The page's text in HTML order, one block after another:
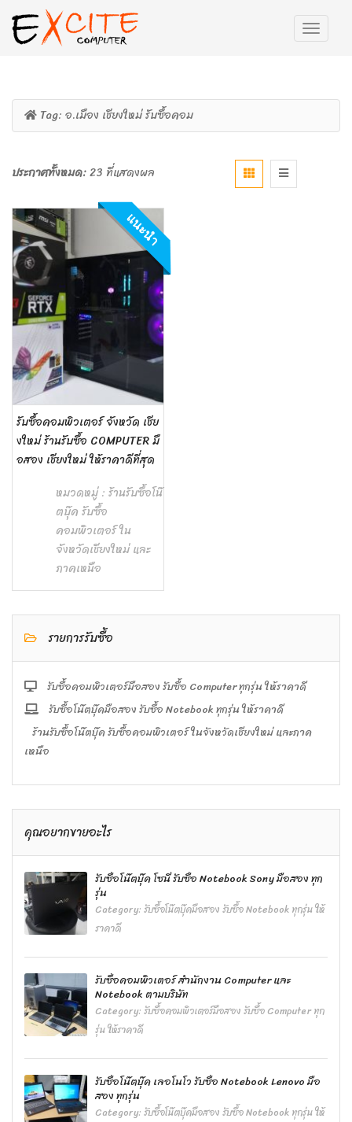
Tag: อ.เมือง เชียงใหม่ รับซื้อคอม
ประกาศทั้งหมด:23 ที่แสดงผล
แนะนำ
รับซื้อคอมพิวเตอร์ จังหวัด เชีย
งใหม่ ร้านรับซื้อ COMPUTER มื
อสอง เชียงใหม่ ให้ราคาดีที่สุด
หมวดหมู่ : ร้านรับซื้อโน๊
ตบุ๊ค รับซื้อ
คอมพิวเตอร์ ใน
จังหวัดเชียงใหม่ และ
ภาคเหนือ
รายการรับซื้อ
รับซื้อคอมพิวเตอร์มือสอง รับซื้อ Computer ทุกรุ่น ให้ราคาดี
รับซื้อโน๊ตบุ๊คมือสอง รับซื้อ Notebook ทุกรุ่น ให้ราคาดี
ร้านรับซื้อโน๊ตบุ๊ค รับซื้อคอมพิวเตอร์ ในจังหวัดเชียงใหม่ และภาค
เหนือ
คุณอยากขายอะไร
รับซื้อโน๊ตบุ๊ค โซนี่ รับซื้อ Notebook Sony มือสอง ทุก
รุ่น
Category:รับซื้อโน๊ตบุ๊คมือสอง รับซื้อ Notebook ทุกรุ่น ให้
ราคาดี
รับซื้อคอมพิวเตอร์ สำนักงาน Computer และ
Notebook ตามบริษัท
Category:รับซื้อคอมพิวเตอร์มือสอง รับซื้อ Computer ทุก
รุ่น ให้ราคาดี
รับซื้อโน๊ตบุ๊ค เลอโนโว รับซื้อ Notebook Lenovo มือ
สอง ทุกรุ่น
Category:รับซื้อโน๊ตบุ๊คมือสอง รับซื้อ Notebook ทุกรุ่น ให้